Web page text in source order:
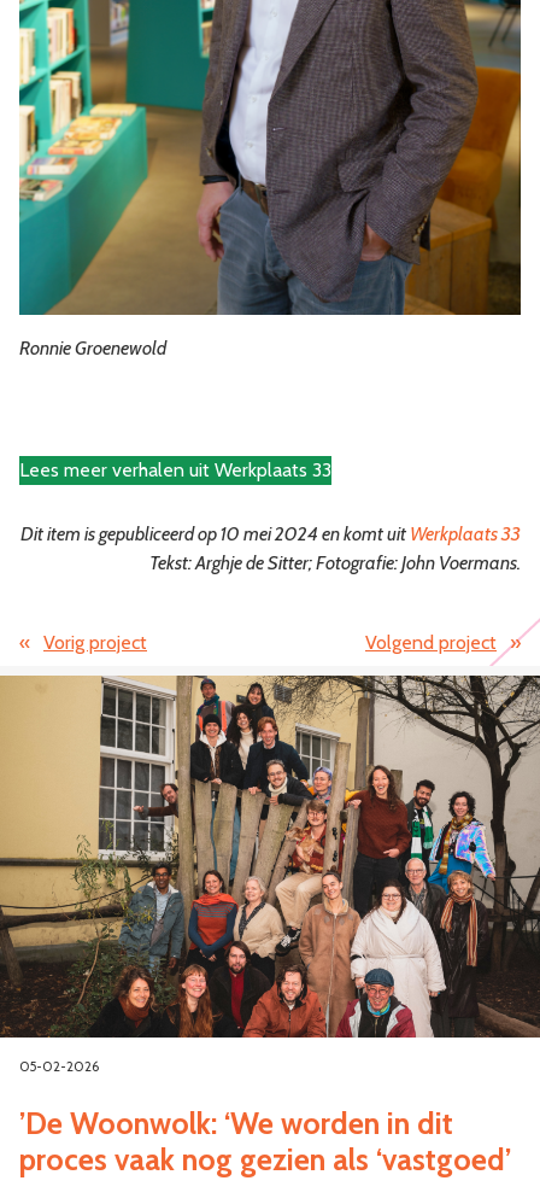
Ronnie Groenewold
Lees meer verhalen uit Werkplaats 33
Dit item is gepubliceerd op 10 mei 2024 en komt uit Werkplaats 33
Tekst: Arghje de Sitter; Fotografie: John Voermans.
« Vorig project Volgend project »
05-02-2026
’De Woonwolk: ‘We worden in dit
proces vaak nog gezien als ‘vastgoed’